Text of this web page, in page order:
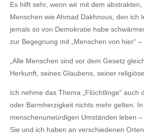
Es hilft sehr, wenn wir mit dem
Menschen wie Ahmad Dakhnous, den
jemals so von Demokratie habe
zur Begegnung mit „Menschen von hier“
„Alle Menschen sind vor dem Gesetz
Herkunft, seines Glaubens, seiner
Ich nehme das Thema „Flüchtlinge“
oder Barmherzigkeit nichts mehr gelten.
menschenunwürdigen Umständen leben
Sie und ich haben an verschiedenen